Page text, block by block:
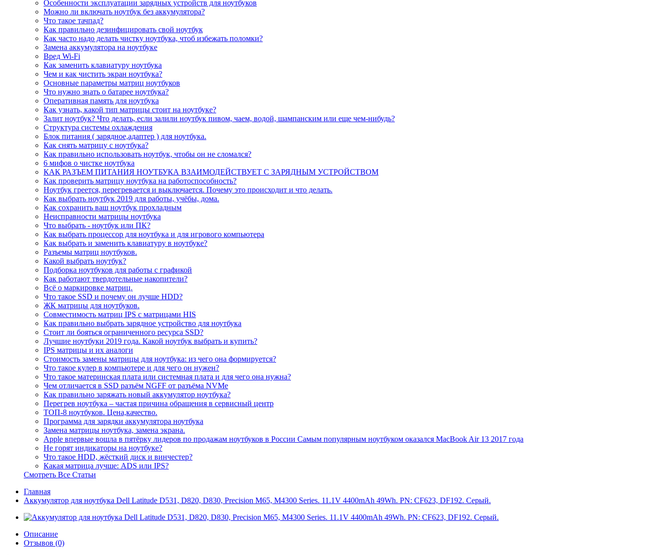
Особенности эксплуатации зарядных устройств для ноутбуков
Можно ли включать ноутбук без аккумулятора?
Что такое тачпад?
Как правильно дезинфицировать свой ноутбук
Как часто надо делать чистку ноутбука, чтоб избежать поломки?
Замена аккумулятора на ноутбуке
Вред Wi-Fi
Как заменить клавиатуру ноутбука
Чем и как чистить экран ноутбука?
Основные параметры матриц ноутбуков
Что нужно знать о батарее ноутбука?
Оперативная память для ноутбука
Как узнать, какой тип матрицы стоит на ноутбуке?
Залит ноутбук? Что делать, если залили ноутбук пивом, чаем, водой, шампанским или еще чем-нибудь?
Структура системы охлаждения
Блок питания ( зарядное,адаптер ) для ноутбука.
Как снять матрицу с ноутбука?
Как правильно использовать ноутбук, чтобы он не сломался?
6 мифов о чистке ноутбука
КАК РАЗЪЕМ ПИТАНИЯ НОУТБУКА ВЗАИМОДЕЙСТВУЕТ С ЗАРЯДНЫМ УСТРОЙСТВОМ
Как проверить матрицу ноутбука на работоспособность?
Ноутбук греется, перегревается и выключается. Почему это происходит и что делать.
Как выбрать ноутбук 2019 для работы, учёбы, дома.
Как сохранить ваш ноутбук прохладным
Неисправности матрицы ноутбука
Что выбрать - ноутбук или ПК?
Как выбрать процессор для ноутбука и для игрового компьютера
Как выбрать и заменить клавиатуру в ноутбуке?
Разъемы матриц ноутбуков.
Какой выбрать ноутбук?
Подборка ноутбуков для работы с графикой
Как работают твердотельные накопители?
Всё о маркировке матриц.
Что такое SSD и почему он лучше HDD?
ЖК матрицы для ноутбуков.
Совместимость матриц IPS с матрицами HIS
Как правильно выбрать зарядное устройство для ноутбука
Стоит ли бояться ограниченного ресурса SSD?
Лучшие ноутбуки 2019 года. Какой ноутбук выбрать и купить?
IPS матрицы и их аналоги
Стоимость замены матрицы для ноутбука: из чего она формируется?
Что такое кулер в компьютере и для чего он нужен?
Что такое материнская плата или системная плата и для чего она нужна?
Чем отличается в SSD разъём NGFF от разъёма NVMe
Как правильно заряжать новый аккумулятор ноутбука?
Перегрев ноутбука – частая причина обращения в сервисный центр
ТОП-8 ноутбуков. Цена,качество.
Программа для зарядки аккумулятора ноутбука
Замена матрицы ноутбука, замена экрана.
Apple впервые вошла в пятёрку лидеров по продажам ноутбуков в России Самым популярным ноутбуком оказался MacBook Air 13 2017 года
Не горят индикаторы на ноутбуке?
Что такое HDD, жёсткий диск и винчестер?
Какая матрица лучше: ADS или IPS?
Смотреть Все Статьи
Главная
Аккумулятор для ноутбука Dell Latitude D531, D820, D830, Precision M65, M4300 Series. 11.1V 4400mAh 49Wh. PN: CF623, DF192. Серый.
Описание
Отзывов (0)